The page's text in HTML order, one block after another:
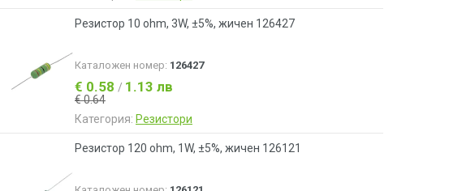
Резистор 10 ohm, 3W, ±5%, жичен 126427
Каталожен номер: 126427
€ 0.58 / 1.13 лв
€ 0.64
Категория: Резистори
Резистор 120 ohm, 1W, ±5%, жичен 126121